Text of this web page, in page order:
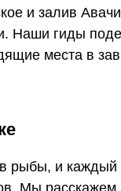
и залив
Наши гиды
места в
рыбы, и каждый
Мы